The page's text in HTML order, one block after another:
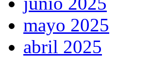
mayo 2025
abril 2025